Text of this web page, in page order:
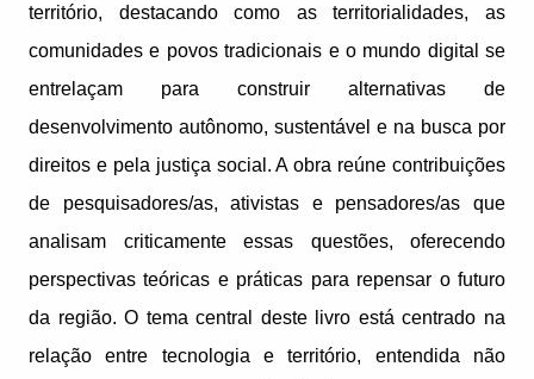
território, destacando como as territorialidades, as
comunidades e povos tradicionais e o mundo digital se
entrelaçam para construir alternativas de
desenvolvimento autônomo, sustentável e na busca por
direitos e pela justiça social. A obra reúne contribuições
de pesquisadores/as, ativistas e pensadores/as que
analisam criticamente essas questões, oferecendo
perspectivas teóricas e práticas para repensar o futuro
da região. O tema central deste livro está centrado na
relação entre tecnologia e território, entendida não